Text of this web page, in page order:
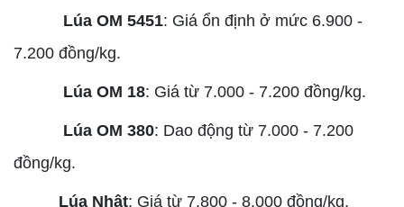
Lúa OM 5451: Giá ổn định ở mức 6.900 -
7.200 đồng/kg.
Lúa OM 18: Giá từ 7.000 - 7.200 đồng/kg.
Lúa OM 380: Dao động từ 7.000 - 7.200
đồng/kg.
Lúa Nhật: Giá từ 7.800 - 8.000 đồng/kg.